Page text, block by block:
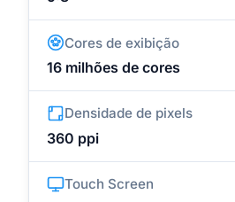
Cores de exibição
16 milhões de cores
Densidade de pixels
360 ppi
Touch Screen